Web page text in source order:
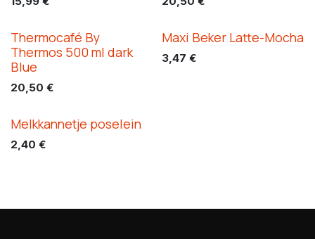
Thermocafé By
Thermos 500 ml dark
Blue
20,50 €
Maxi Beker Latte-Mocha
3,47 €
Melkkannetje poselein
2,40 €